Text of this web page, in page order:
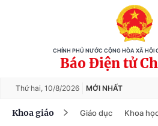
CHÍNH PHỦ NƯỚC CỘNG HÒA XÃ HỘI
Báo Điện tử
Thứ hai, 10/8/2026 MỚI NHẤT
Khoa giáo Giáo dục Khoa